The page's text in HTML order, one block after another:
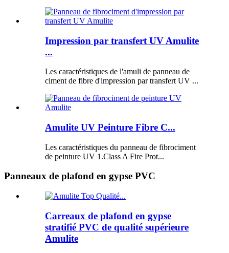
Impression par transfert UV Amulite
...
Les caractéristiques de l'amuli de panneau de
ciment de fibre d'impression par transfert UV ...
Amulite UV Peinture Fibre C...
Les caractéristiques du panneau de fibrociment
de peinture UV 1.Class A Fire Prot...
Panneaux de plafond en gypse PVC
Carreaux de plafond en gypse
stratifié PVC de qualité supérieure
Amulite